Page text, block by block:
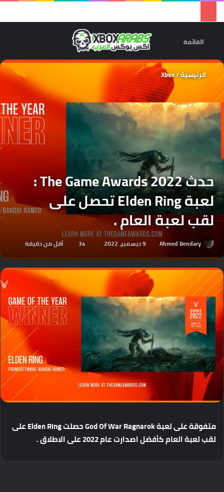
القائمة
الرئيسية/
Xbox
حدث The Game Awards 2022 :
لعبة Elden Ring تحصل على
لقب لعبة العام .
Ahmed Bendary 9 ديسمبر، 2022 34 أقل من دقيقة
متفوقةعلىلعبة حصلت
على
لقبلعبةالعامكأفضلاصدارتعام علىالاطلاق.